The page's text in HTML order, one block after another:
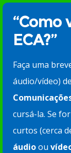
“Como
ECA?”
Faça uma
áudio/vídeo)
cursá-la. Se for
curtos (cerca
áudioou